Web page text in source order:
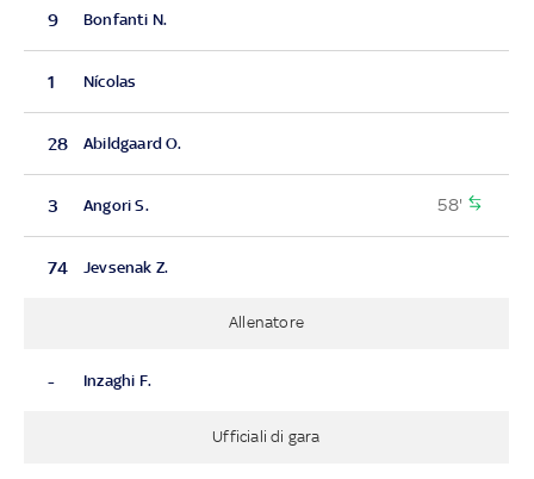
9 Bonfanti N.
1 Nícolas
28 Abildgaard O.
3 Angori S. 58'
74 Jevsenak Z.
Allenatore
- Inzaghi F.
Ufficiali di gara